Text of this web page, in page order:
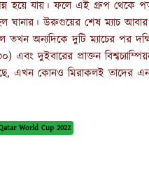
হয়ে যায়। ফলে এই গ্রুপ থেকে
ঘানার। উরুগুয়ের শেষ ম্যাচ
তখন অন্যদিকে দুটি ম্যাচের পর
দুইবারের প্রাক্তন
এখন কোনও মিরাকলই তাদের
World Cup 2022